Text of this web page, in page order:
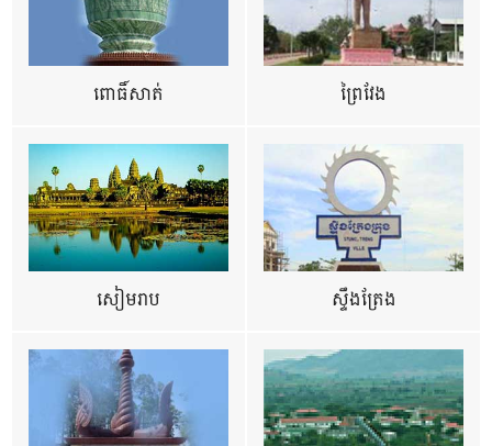
ពោធិ៍សាត់ ព្រៃវែង
សៀមរាប ស្ទឹងត្រែង